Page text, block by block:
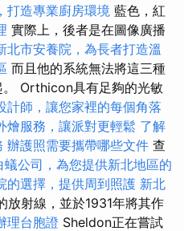
打造專業廚房環境 藍色，紅
實際上，後者是在圖像廣播
北市安養院，為長者打造溫
而且他的系統無法將這三種
Orthicon具有足夠的光敏
計師，讓您家裡的每個角落
燴服務，讓派對更輕鬆 了解
辦護照需要攜帶哪些文件 查
蟻公司，為您提供新北地區的
的選擇，提供周到照護 新北
放射線，並於1931年將其作
理台胞證 Sheldon正在嘗試